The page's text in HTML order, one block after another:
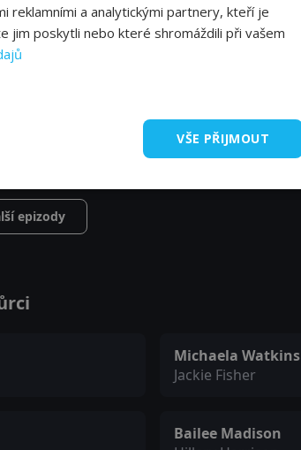
epizody
Michaela Watkins
Jackie Fisher
Bailee Madison
reklamními a analytickými partnery, kteří je
jim poskytli nebo které shromáždili při vašem
VŠE PŘIJMOUT